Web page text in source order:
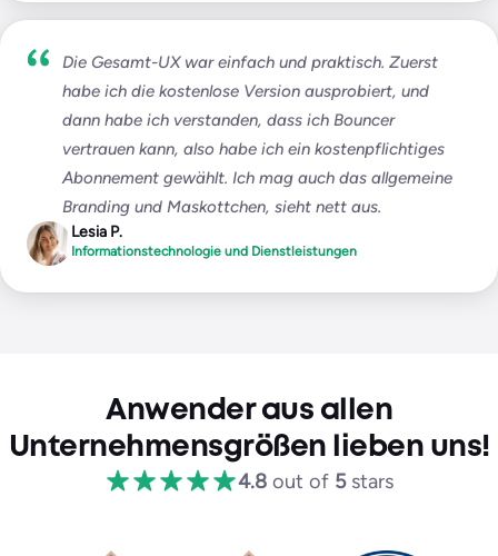
Die Gesamt-UX war einfach und praktisch. Zuerst
habe ich die kostenlose Version ausprobiert, und
dann habe ich verstanden, dass ich Bouncer
vertrauen kann, also habe ich ein kostenpflichtiges
Abonnement gewählt. Ich mag auch das allgemeine
Branding und Maskottchen, sieht nett aus.
Lesia P.
Informationstechnologie und Dienstleistungen
Anwender aus allen
Unternehmensgrößen lieben uns!
4.8 out of 5stars